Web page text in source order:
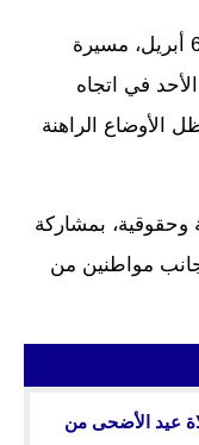
احتضنت العاصمة الرباط، صباح الأحد 6 أبريل، مسيرة
في اتجاه
الأوضاع الراهنة
وحقوقية، بمشاركة
جانب مواطنين من
عيد الأضحى من